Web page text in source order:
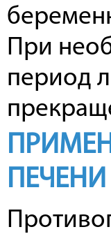
При
период
ПЕЧЕНИ